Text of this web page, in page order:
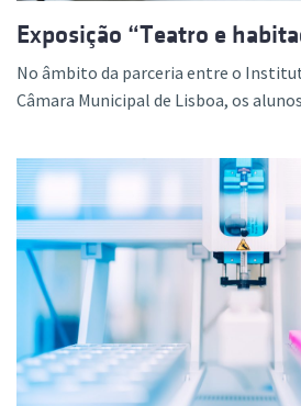
Exposição “Teatro e
No âmbito da parceria entre o
Câmara Municipal de Lisboa, os alunos